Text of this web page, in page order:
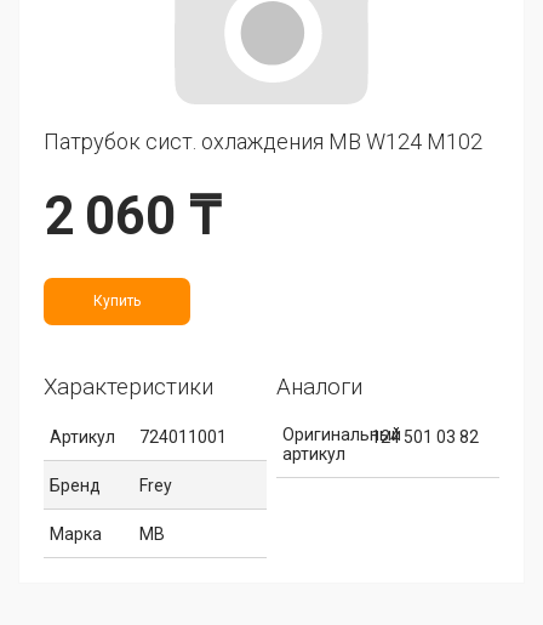
Патрубок сист. охлаждения MB W124 M102
2 060 ₸
Купить
Характеристики
Артикул 724011001
Бренд Frey
Марка MB
Аналоги
Оригинальный
артикул
124 501 03 82